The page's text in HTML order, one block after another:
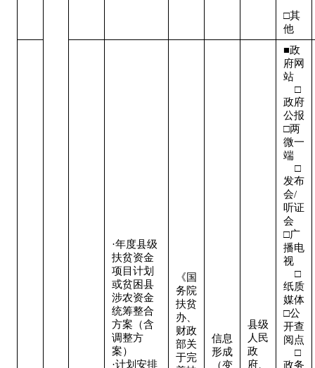
□其
他
·年度县级
扶贫资金
项目计划
或贫困县
涉农资金
统筹整合
方案（含
调整方
案）
·计划安排
《国
务院
扶贫
办、
财政
部关
于完
信息
形成
（变
县级
人民
政
府、
■政
府网
站
□
政府
公报
□两
微一
端
□
发布
会/
听证
会
□广
播电
视
□
纸质
媒体
□公
开查
阅点
□
政务